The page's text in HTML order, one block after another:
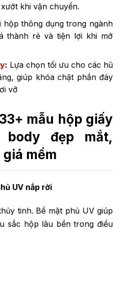
khi vận chuyển.
hộp thông dụng trong ngành
thành rẻ và tiện lợi khi mở
: Lựa chọn tối ưu cho các hũ
giúp khóa chặt phần đáy
vỡ
mẫu hộp giấy
body đẹp mắt,
mềm
UV nắp rời
tinh. Bề mặt phủ UV giúp
sắc hộp lâu bền trong điều